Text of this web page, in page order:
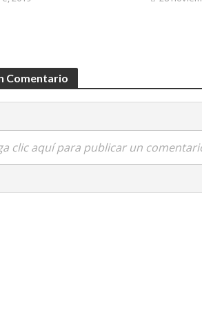
Comentario
clic aquí para publicar un